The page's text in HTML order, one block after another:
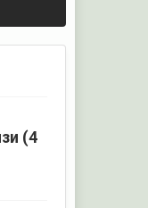
(4